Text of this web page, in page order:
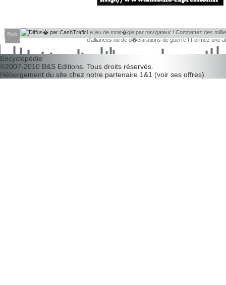
Pub
Le jeu de strat�gie par navigateur ! Combattez des
d'alliances ou de d�clarations de guerre ! Formez une
d�couvrir leurs faiblesses !
Encyclopédie
©2007-2010 B&S Editions . Tous droits réservés.
Hébergement du site chez notre partenaire 1&1 (voir ses offres)